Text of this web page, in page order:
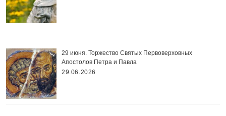
29 июня. Торжество Святых Первоверховных
Апостолов Петра и Павла
29.06.2026